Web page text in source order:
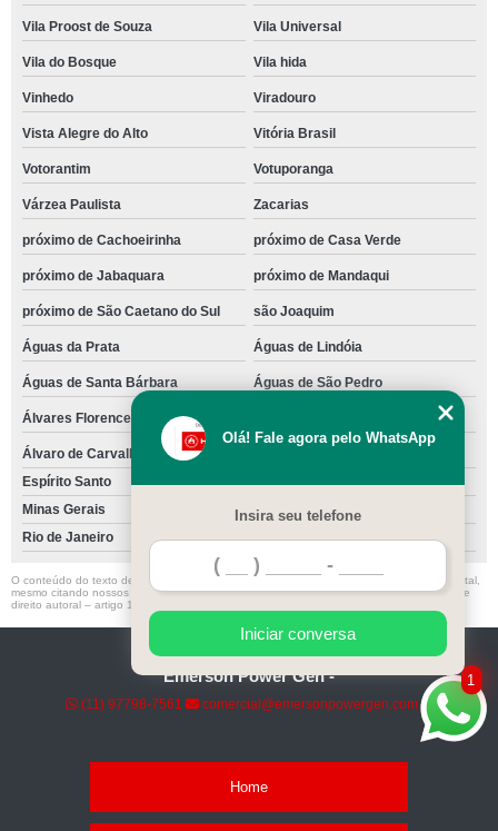
Vila Proost de Souza Vila Universal
Vila do Bosque Vila hida
Vinhedo Viradouro
Vista Alegre do Alto Vitória Brasil
Votorantim Votuporanga
Várzea Paulista Zacarias
próximo de Cachoeirinha próximo de Casa Verde
próximo de Jabaquara próximo de Mandaqui
próximo de São Caetano do Sul são Joaquim
Águas da Prata Águas de Lindóia
Águas de Santa Bárbara Águas de São Pedro
Álvares Florence
Álvaro de Carvalho
Espírito Santo
Vitória
Minas Gerais
Rio de Janeiro
O conteúdo do texto desta página é de direito reservado. Sua reprodução, parcial ou total,
mesmo citando nossos links, é proibida sem a autorização do autor. Crime de violação de
direito autoral – artigo 184 do Código Penal –
Emerson Power Gen -
(11) 97798-7561 comercial@emersonpowergen.com.br
Home
1
Olá! Fale agora pelo WhatsApp
Insira seu telefone
Iniciar conversa